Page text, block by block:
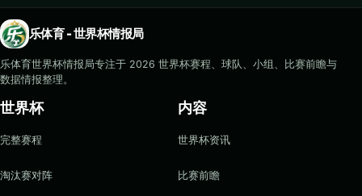
乐体育 - 世界杯情报局
乐体育世界杯情报局专注于 2026 世界杯赛程、球队、小组、比赛前瞻与
数据情报整理。
世界杯
完整赛程
淘汰赛对阵
内容
世界杯资讯
比赛前瞻